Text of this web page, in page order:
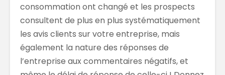
consommation ont changé et les prospects
consultent de plus en plus systématiquement
les avis clients sur votre entreprise, mais
également la nature des réponses de
l’entreprise aux commentaires négatifs, et